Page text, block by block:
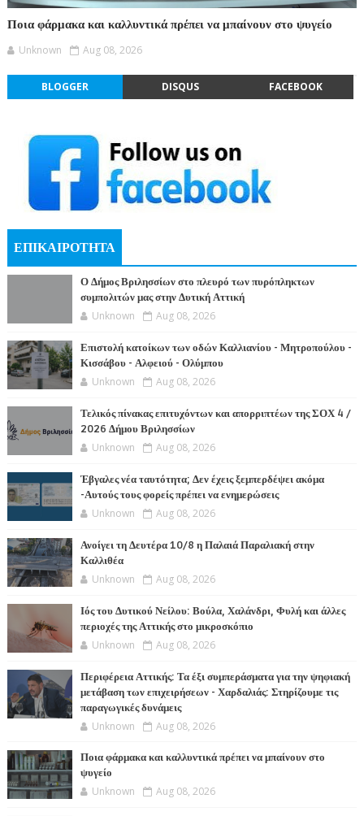
Ποια φάρμακα και καλλυντικά πρέπει να μπαίνουν στο ψυγείο
Unknown Aug 08, 2026
BLOGGER DISQUS FACEBOOK
ΕΠΙΚΑΙΡΟΤΗΤΑ
Ο Δήμος Βριλησσίων στο πλευρό των πυρόπληκτων
συμπολιτών μας στην Δυτική Αττική
Unknown Aug 08, 2026
Επιστολή κατοίκων των οδών Καλλιανίου - Μητροπούλου -
Κισσάβου - Αλφειού - Ολύμπου
Unknown Aug 08, 2026
Τελικός πίνακας επιτυχόντων και απορριπτέων της ΣΟΧ 4 /
2026 Δήμου Βριλησσίων
Unknown Aug 08, 2026
Έβγαλες νέα ταυτότητα; Δεν έχεις ξεμπερδέψει ακόμα
-Αυτούς τους φορείς πρέπει να ενημερώσεις
Unknown Aug 08, 2026
Ανοίγει τη Δευτέρα 10/8 η Παλαιά Παραλιακή στην
Καλλιθέα
Unknown Aug 08, 2026
Ιός του Δυτικού Νείλου: Βούλα, Χαλάνδρι, Φυλή και άλλες
περιοχές της Αττικής στο μικροσκόπιο
Unknown Aug 08, 2026
Περιφέρεια Αττικής: Τα έξι συμπεράσματα για την ψηφιακή
μετάβαση των επιχειρήσεων - Χαρδαλιάς: Στηρίζουμε τις
παραγωγικές δυνάμεις
Unknown Aug 08, 2026
Ποια φάρμακα και καλλυντικά πρέπει να μπαίνουν στο
ψυγείο
Unknown Aug 08, 2026